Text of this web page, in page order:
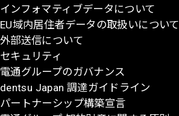
インフォマティブデータについて
EU域内居住者データの取扱いについて
外部送信について
セキュリティ
電通グループのガバナンス
dentsu Japan 調達ガイドライン
パートナーシップ構築宣言